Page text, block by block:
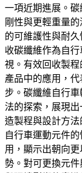
一項近期進展。
剛性與更輕重量
的可維護性與耐
收碳纖維作為自
視。有效回收製
產品中的應用，
步。碳纖維自行
法的探索，展現
造製程與設計方
自行車運動元件
用，顯示出朝向
勢。對可更換元